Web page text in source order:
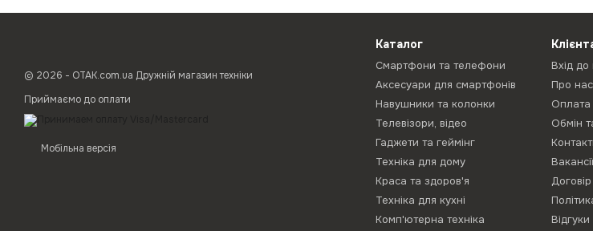
© 2026 - ОТАК.com.ua Дружній магазин техніки
Приймаємо до оплати
Мобільна версія
Каталог
Смартфони та телефони
Аксесуари для смартфонів
Навушники та колонки
Телевізори, відео
Гаджети та геймінг
Техніка для дому
Краса та здоров'я
Техніка для кухні
Комп'ютерна техніка
Вхід до
Про нас
Оплата
Обмін
Вакансії